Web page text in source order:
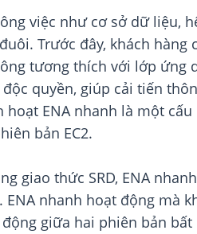
việc như cơ sở dữ liệu,
Trước đây, khách
tương thích với lớp ứng
quyền, giúp cải tiến
ENA nhanh là một
bản EC2.
giao thức SRD, ENA
nhanh hoạt động mà
giữa hai phiên bản